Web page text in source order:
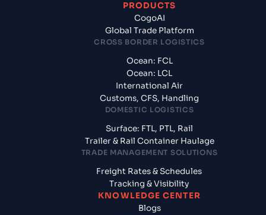
PRODUCTS
CogoAI
Global Trade Platform
CROSS BORDER LOGISTICS
Ocean: FCL
Ocean: LCL
International Air
Customs, CFS, Handling
DOMESTIC LOGISTICS
Surface: FTL, PTL, Rail
Trailer & Rail Container Haulage
TRADE MANAGEMENT SOLUTIONS
Freight Rates & Schedules
Tracking & Visibility
KNOWLEDGE CENTER
Blogs